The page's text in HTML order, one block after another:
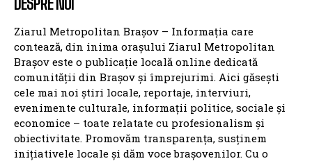
Ziarul Metropolitan Brașov – Informația care
contează, din inima orașului Ziarul Metropolitan
Brașov este o publicație locală online dedicată
comunității din Brașov și împrejurimi. Aici găsești
cele mai noi știri locale, reportaje, interviuri,
evenimente culturale, informații politice, sociale și
economice – toate relatate cu profesionalism și
obiectivitate. Promovăm transparența, susținem
inițiativele locale și dăm voce brașovenilor. Cu o